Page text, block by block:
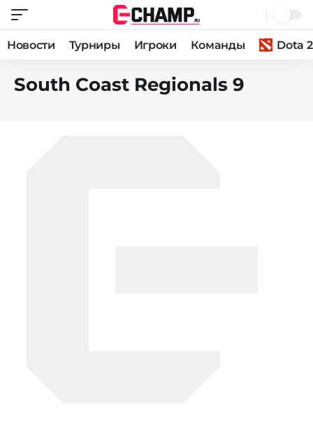
Новости Турниры Игроки Команды Dota 2
South Coast Regionals 9